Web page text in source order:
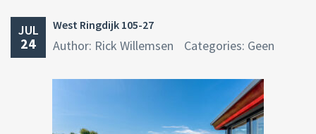
JUL
24
West Ringdijk 105-27
Author: Rick Willemsen Categories: Geen